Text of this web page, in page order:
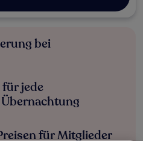
bei
jede
für Mitglieder